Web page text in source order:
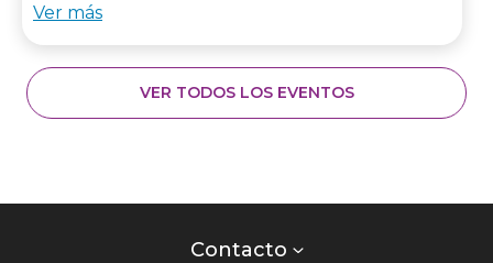
Ver más
VER TODOS LOS EVENTOS
Contacto